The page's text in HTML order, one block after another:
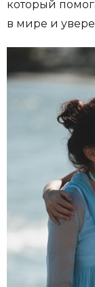
который
в мире и